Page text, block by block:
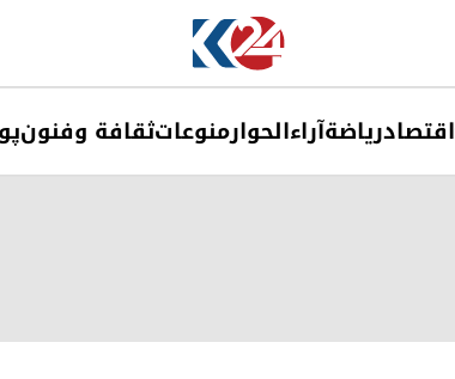
اقتصادریاضةآراءالحوارمنوعاتثقافة وفنون